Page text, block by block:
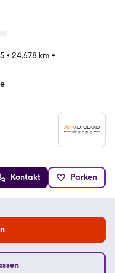
• 24.678 km •
Kontakt Parken